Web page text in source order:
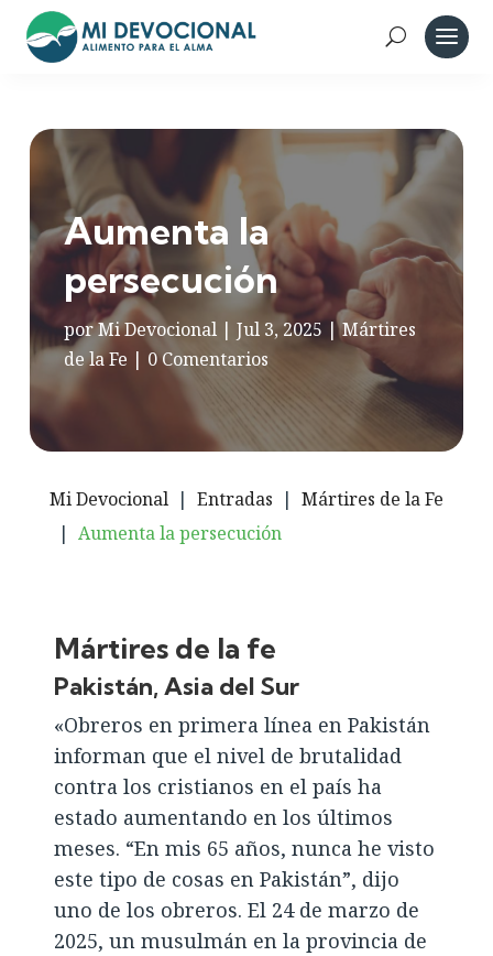
Aumenta la
persecución
porMi Devocional |Jul 3, 2025 |Mártires
de la Fe | 0 Comentarios
Mi Devocional | Entradas | Mártires de la Fe
| Aumenta la persecución
Mártires de la fe
Pakistán, Asia del Sur
«Obreros en primera línea en Pakistán
informan que el nivel de brutalidad
contra los cristianos en el país ha
estado aumentando en los últimos
meses. “En mis 65 años, nunca he visto
este tipo de cosas en Pakistán”, dijo
uno de los obreros. El 24 de marzo de
2025, un musulmán en la provincia de